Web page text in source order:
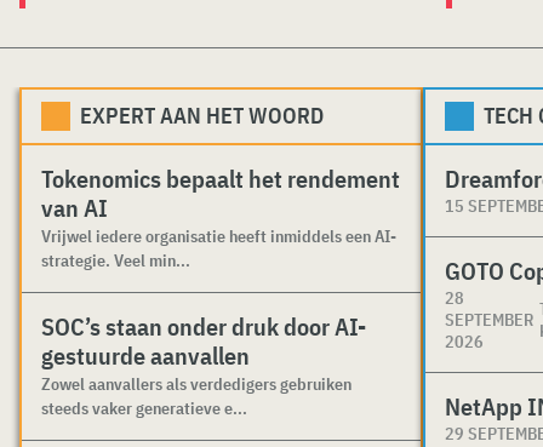
EXPERT AAN HET WOORD
Tokenomics bepaalt het rendement
van AI
Vrijwel iedere organisatie heeft inmiddels een AI-
strategie. Veel min...
SOC’s staan onder druk door AI-
gestuurde aanvallen
Zowel aanvallers als verdedigers gebruiken
steeds vaker generatieve e...
TECH
15
GOTO
28
SEPTEMBER
2026
NetApp
29